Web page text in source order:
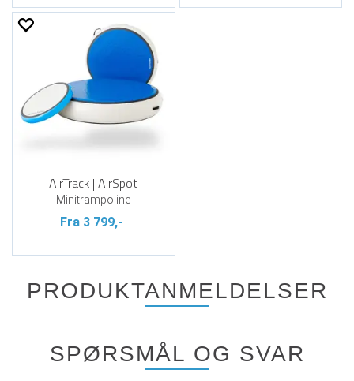
AirTrack | AirSpot
Minitrampoline
Fra 3 799,-
PRODUKTANMELDELSER
SPØRSMÅL OG SVAR